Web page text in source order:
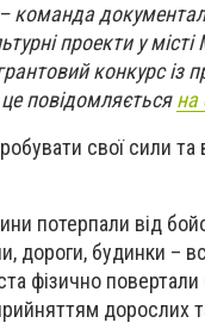
команда
проекти у місті
конкурс
повідомляєтьсяна
свої сили та
потерпали від
дороги, будинки –
фізично повертали
дорослих